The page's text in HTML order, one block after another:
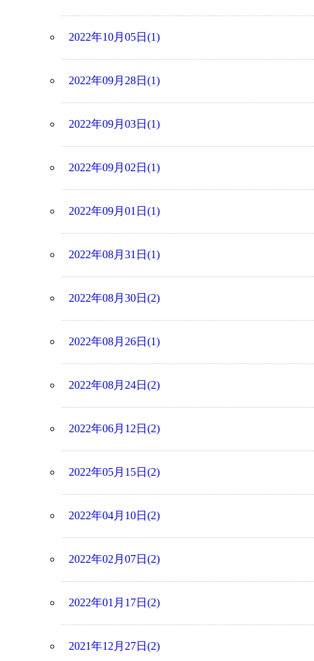
2022年10月05日(1)
2022年09月28日(1)
2022年09月03日(1)
2022年09月02日(1)
2022年09月01日(1)
2022年08月31日(1)
2022年08月30日(2)
2022年08月26日(1)
2022年08月24日(2)
2022年06月12日(2)
2022年05月15日(2)
2022年04月10日(2)
2022年02月07日(2)
2022年01月17日(2)
2021年12月27日(2)